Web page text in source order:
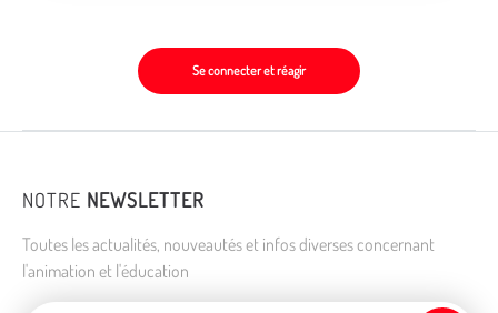
Se connecter et réagir
NOTRE NEWSLETTER
Toutes les actualités, nouveautés et infos diverses concernant
l'animation et l'éducation